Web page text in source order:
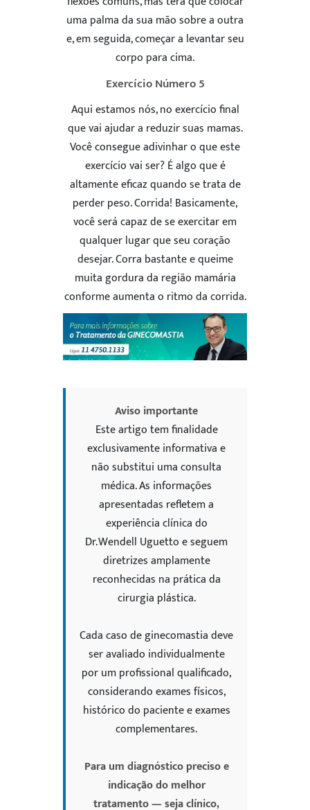
uma palma da sua mão sobre a outra
e, em seguida, começar a levantar seu
corpo para cima.
Exercício Número 5
Aqui estamos nós, no exercício final
que vai ajudar a reduzir suas mamas.
Você consegue adivinhar o que este
exercício vai ser? É algo que é
altamente eficaz quando se trata de
perder peso. Corrida! Basicamente,
você será capaz de se exercitar em
qualquer lugar que seu coração
desejar. Corra bastante e queime
muita gordura da região mamária
conforme aumenta o ritmo da corrida.
Aviso importante
Este artigo tem finalidade
exclusivamente informativa e
não substitui uma consulta
médica. As informações
apresentadas refletem a
experiência clínica do
Dr. Wendell Uguetto e seguem
diretrizes amplamente
reconhecidas na prática da
cirurgia plástica.
Cada caso de ginecomastia deve
ser avaliado individualmente
por um profissional qualificado,
considerando exames físicos,
histórico do paciente e exames
complementares.
Para um diagnóstico preciso e
indicação do melhor
tratamento — seja clínico,
ENVIAR
5